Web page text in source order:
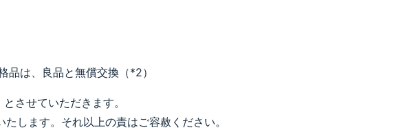
品は、良品と無償交換（*2）
させていただきます。
します。それ以上の責はご容赦ください。